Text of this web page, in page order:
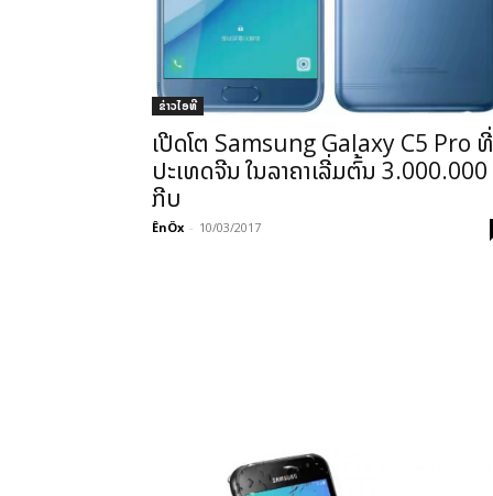
ຂ່າວ​ໄອ​ທີ
ເປີດໂຕ Samsung Galaxy C5 Pro ທີ່
ປະເທດຈີນ ໃນລາຄາເລີ່ມຕົ້ນ 3.000.000
ກີບ
ÊnÖx - 10/03/2017